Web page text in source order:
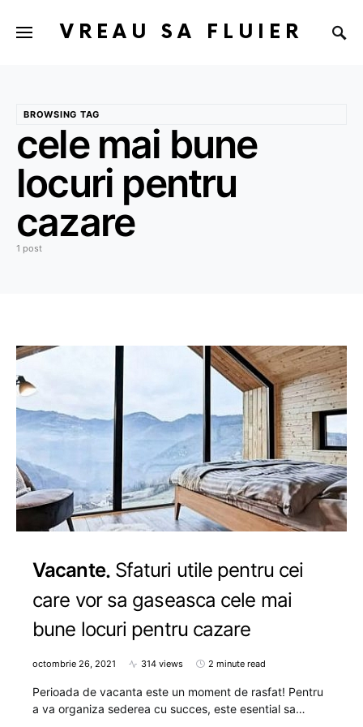
VREAU SA FLUIER
BROWSING TAG
cele mai bune
locuri pentru
cazare
1 post
Vacante Sfaturi utile pentru cei
care vor sa gaseasca cele mai
bune locuri pentru cazare
octombrie 26, 2021 314 views 2 minute read
Perioada de vacanta este un moment de rasfat! Pentru
a va organiza sederea cu succes, este esential sa…